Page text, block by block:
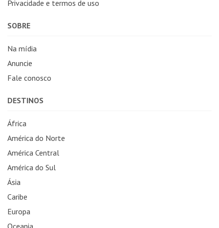
Privacidade e termos de uso
SOBRE
Na mídia
Anuncie
Fale conosco
DESTINOS
África
América do Norte
América Central
América do Sul
Ásia
Caribe
Europa
Oceania